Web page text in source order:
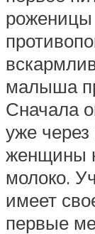
роженицы
малыша
Сначала
уже через
женщины
молоко.
имеет
первые